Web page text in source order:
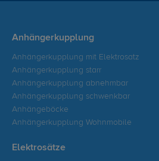
Anhängerkupplung
Anhängerkupplung mit Elektrosatz
Anhängerkupplung starr
Anhängerkupplung abnehmbar
Anhängerkupplung schwenkbar
Anhängeböcke
Anhängerkupplung Wohnmobile
Elektrosätze